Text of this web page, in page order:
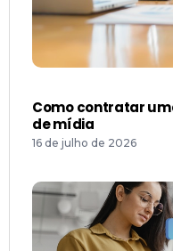
Como contratar
de mídia
16 de julho de 2026